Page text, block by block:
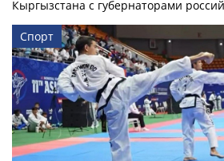
Кыргызстана с губернаторами
Спорт